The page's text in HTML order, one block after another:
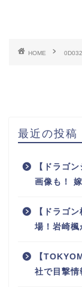
HOME
最近の投稿
【ドラゴ
画像も！
【ドラゴ
場！岩崎楓
【
社で目撃情